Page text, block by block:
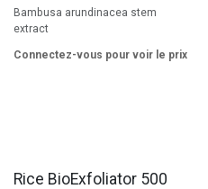
Bambusa arundinacea stem
extract
Connectez-vous pour voir le prix
Rice BioExfoliator 500